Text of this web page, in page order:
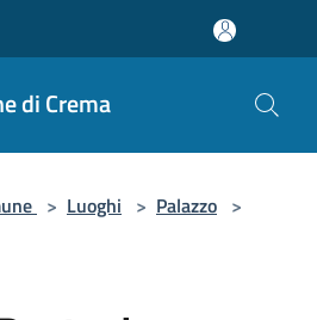
di Crema
> Luoghi > Palazzo >